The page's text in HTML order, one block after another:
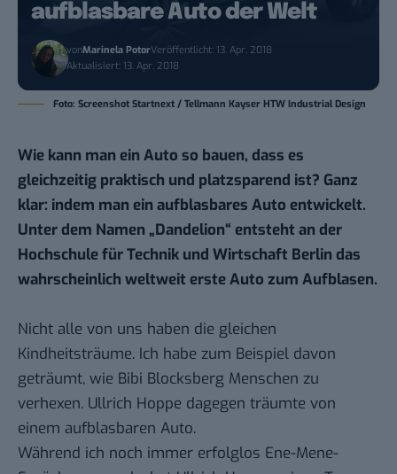
aufblasbare Auto der Welt
vonMarinela PotorVeröffentlicht: 13. Apr. 2018
Aktualisiert: 13. Apr. 2018
Foto: Screenshot Startnext / Tellmann Kayser HTW Industrial Design
Wie kann man ein Auto so bauen, dass es
gleichzeitig praktisch und platzsparend ist? Ganz
klar: indem man ein aufblasbares Auto entwickelt.
Unter dem Namen „Dandelion“ entsteht an der
Hochschule für Technik und Wirtschaft Berlin das
wahrscheinlich weltweit erste Auto zum Aufblasen.
Nicht alle von uns haben die gleichen
Kindheitsträume. Ich habe zum Beispiel davon
geträumt, wie Bibi Blocksberg Menschen zu
verhexen. Ullrich Hoppe dagegen träumte von
einem aufblasbaren Auto.
Während ich noch immer erfolglos Ene-Mene-